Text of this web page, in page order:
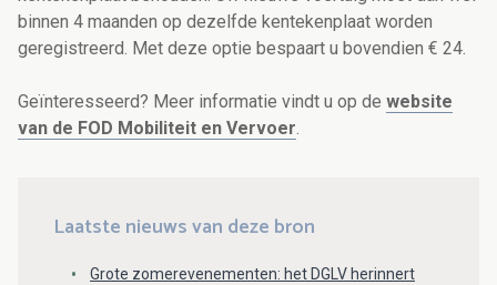
binnen 4 maanden op dezelfde kentekenplaat worden
geregistreerd. Met deze optie bespaart u bovendien € 24.
Geïnteresseerd? Meer informatie vindt u op de website
van de FOD Mobiliteit en Vervoer.
Laatste nieuws van deze bron
Grote zomerevenementen: het DGLV herinnert